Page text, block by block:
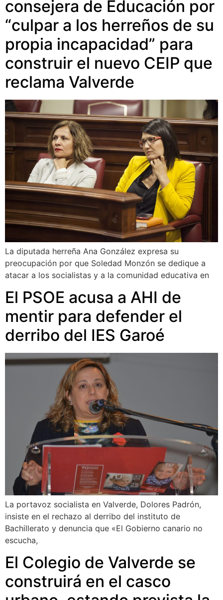
consejera de Educación por
“culpar a los herreños de su
propia incapacidad” para
construir el nuevo CEIP que
reclama Valverde
La diputada herreña Ana González expresa su
preocupación por que Soledad Monzón se dedique a
atacar a los socialistas y a la comunidad educativa en
El PSOE acusa a AHI de
mentir para defender el
derribo del IES Garoé
La portavoz socialista en Valverde, Dolores Padrón,
insiste en el rechazo al derribo del instituto de
Bachillerato y denuncia que «El Gobierno canario no
escucha,
El Colegio de Valverde se
construirá en el casco